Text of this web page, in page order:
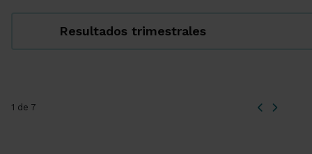
Resultados trimestrales
1 de 7